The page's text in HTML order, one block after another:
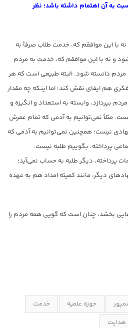
به آن اهتمام داشته باشد؛ نظر
با این موافقم که، خدمت طلاب صرفاً به
و نه با این موافقم که، خدمت به مردم
دانسته شود. البته طبیعی است که هر
هم ایفای نقش کند؛ اما اینکه چه مقدار
بپردازد، وابسته به استعداد و انگیزه و
مثلاً نمی‌توانیم به آدمی که تمام عمرش
نیست؛ همچنین نمی‌توانیم به آدمی که
پرداخته، بگوییم طلبه نیست.
پرداخته، دیگر طلبه به حساب نمی‌آید؛
دیگر، مانند کمیته امداد هم به عهده
بخشد، چنان است كه گويى همه مردم را
حوزه علمیه
خدمت
هدایت